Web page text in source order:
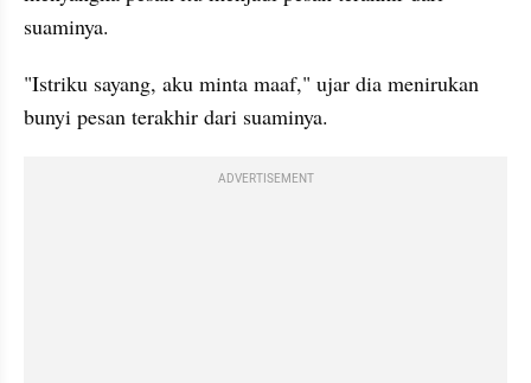
suaminya.
"Istriku sayang, aku minta maaf," ujar dia menirukan
bunyi pesan terakhir dari suaminya.
ADVERTISEMENT